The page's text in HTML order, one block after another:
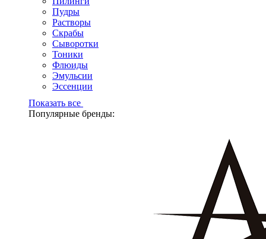
Пудры
Растворы
Скрабы
Сыворотки
Тоники
Флюиды
Эмульсии
Эссенции
Показать все
Популярные бренды: